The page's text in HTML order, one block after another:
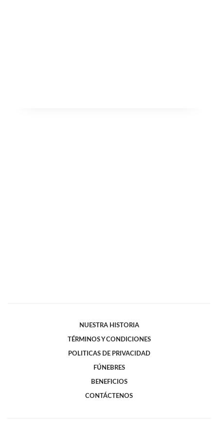
NUESTRA HISTORIA
TÉRMINOS Y CONDICIONES
POLITICAS DE PRIVACIDAD
FÚNEBRES
BENEFICIOS
CONTÁCTENOS